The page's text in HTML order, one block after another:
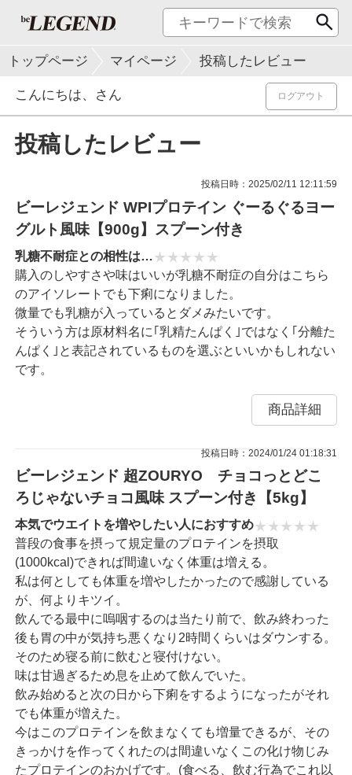
トップページ マイページ 投稿したレビュー
こんにちは、 さん ログアウト
投稿したレビュー
投稿日時：2025/02/11 12:11:59
ビーレジェンド WPIプロテイン ぐーるぐるヨー
グルト風味【900g】スプーン付き
乳糖不耐症との相性は…
購入のしやすさや味はいいが乳糖不耐症の自分はこちら
のアイソレートでも下痢になりました。
微量でも乳糖が入っているとダメみたいです。
そういう方は原材料名に｢乳精たんぱく｣ではなく｢分離た
んぱく｣と表記されているものを選ぶといいかもしれない
です。
商品詳細
投稿日時：2024/01/24 01:18:31
ビーレジェンド 超ZOURYO チョコっとどこ
ろじゃないチョコ風味 スプーン付き【5kg】
本気でウエイトを増やしたい人におすすめ
普段の食事を摂って規定量のプロテインを摂取
(1000kcal)できれば間違いなく体重は増える。
私は何としても体重を増やしたかったので感謝している
が、何よりキツイ。
飲んでる最中に嗚咽するのは当たり前で、飲み終わった
後も胃の中が気持ち悪くなり2時間くらいはダウンする。
そのため寝る前に飲むと寝付けない。
味は甘過ぎるため息を止めて飲んでいた。
飲み始めると次の日から下痢をするようになったがそれ
でも体重が増えた。
今はこのプロテインを飲まなくても増量できるが、その
きっかけを作ってくれたのは間違いなくこの化け物じみ
たプロテインのおかげです。(食べる、飲む行為でこれ以